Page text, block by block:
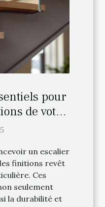
pour
de votre
un escalier
finitions revêt
Ces
seulement
la durabilité et